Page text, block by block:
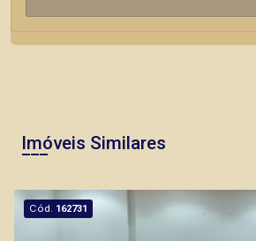
Imóveis Similares
Cód. 162731